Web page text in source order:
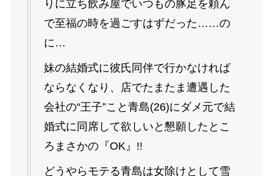
りに立ち飲み屋でいつもの豚足を頼ん
で至福の時を過ごすはずだった……の
に…
妹の結婚式に彼氏同伴で行かなければ
ならなくなり、店でたまたま遭遇した
会社の“王子”こと青島(26)にダメ元で結
婚式に同席して欲しいと懇願したとこ
ろまさかの『OK』!!
どうやらモテる青島は女除けとして雪